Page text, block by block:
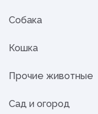
Собака
Кошка
Прочие животные
Сад и огород